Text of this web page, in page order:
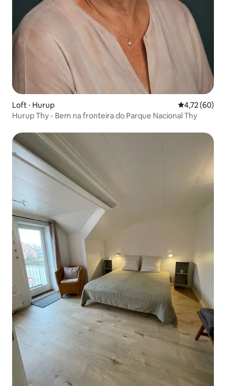
Loft ⋅ Hurup 4,72 de uma
4,72 (60)
Hurup Thy - Bem na fronteira do Parque Nacional Thy